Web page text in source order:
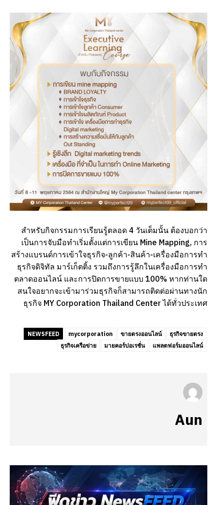
สำหรับกิจกรรมการเรียนรู้ตลอด 4 วันเต็มนั้น ต้องบอกว่า
เป็นการจับมือทำเริ่มตั้งแต่การเขียน Mine Mapping, การ
สร้างแบรนด์การเข้าใจธุรกิจ-ลูกค้า-สินค้า-เครื่องมือการทำ
ธุรกิจดิจิทัล มาร์เก็ตติ้ง รวมถึงการรู้ลึกในเครื่องมือการทำ
ตลาดออนไลน์ และการปิดการขายแบบ 100% หากท่านใด
สนใจอยากจะเข้ามาร่วมธุรกิจก็สามารถติดต่อผ่านทางนัก
ธุรกิจ MY Corporation Thailand Center ได้ทั่วประเทศ
NEWSFEED mycorporation ขายตรงออนไลน์
ธุรกิจขายตรง
ธุรกิจเครือข่าย
มายคอร์ปอเรชั่น แพลตฟอร์มออนไลน์
Aun